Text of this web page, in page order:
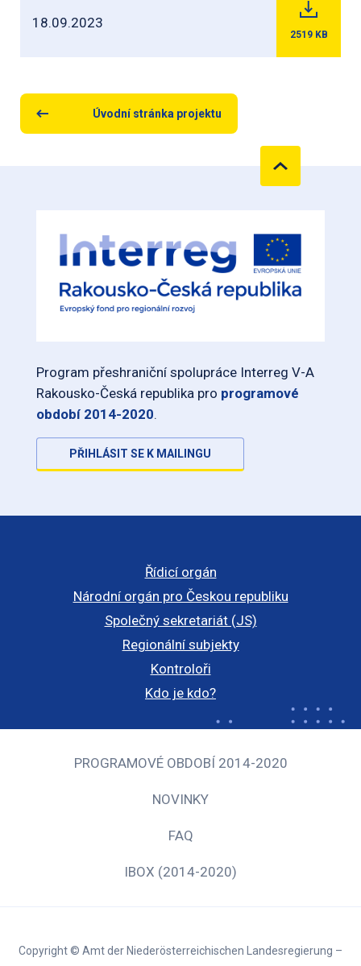
18.09.2023
2519 KB
Úvodní stránka projektu
Program přeshraniční spolupráce Interreg V-A
Rakousko-Česká republika pro programové
období 2014-2020.
PŘIHLÁSIT SE K MAILINGU
Řídicí orgán
Národní orgán pro Českou republiku
Společný sekretariát (JS)
Regionální subjekty
Kontroloři
Kdo je kdo?
PROGRAMOVÉ OBDOBÍ 2014-2020
NOVINKY
FAQ
IBOX (2014-2020)
Copyright © Amt der Niederösterreichischen Landesregierung –